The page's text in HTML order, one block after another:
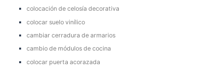
colocación de celosía decorativa
colocar suelo vinílico
cambiar cerradura de armarios
cambio de módulos de cocina
colocar puerta acorazada